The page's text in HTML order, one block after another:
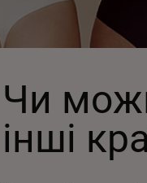
Чи
інші